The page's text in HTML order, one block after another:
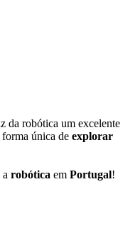
da robótica um excelente
única de explorar
a robótica em Portugal!